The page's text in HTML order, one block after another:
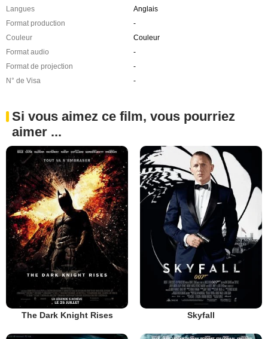
Langues
Anglais
Format production
-
Couleur
Couleur
Format audio
-
Format de projection
-
N° de Visa
-
Si vous aimez ce film, vous pourriez
aimer ...
The Dark Knight Rises Skyfall